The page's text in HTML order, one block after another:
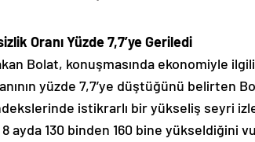
Oranı Yüzde 7,7’ye Geriledi
Bolat, konuşmasında ekonomiyle
yüzde 7,7’ye düştüğünü belirten
istikrarlı bir yükseliş seyri
8 ayda 130 binden 160 bine